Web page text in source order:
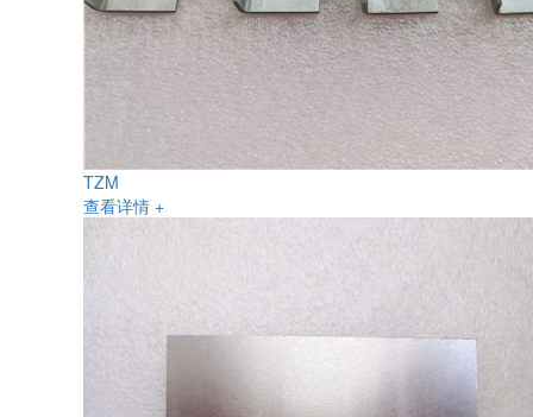
TZM
查看详情 +